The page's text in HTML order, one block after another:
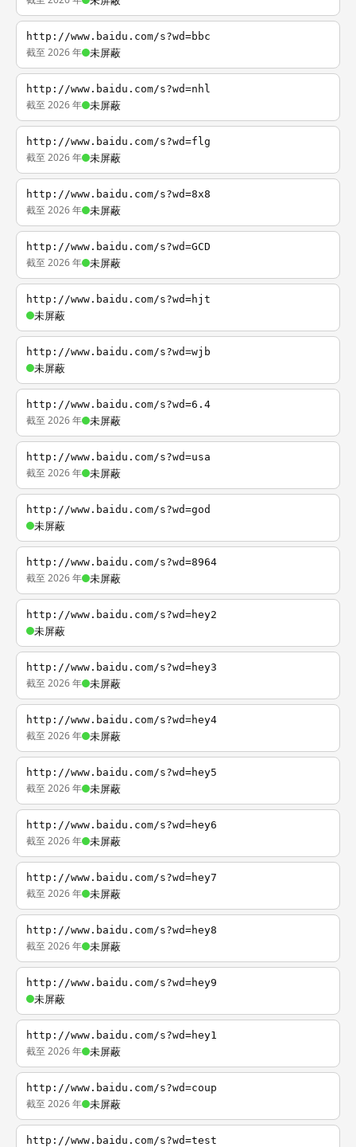
http://www.baidu.com/s?wd=bbc
截至 2026 年 未屏蔽
http://www.baidu.com/s?wd=nhl
截至 2026 年 未屏蔽
http://www.baidu.com/s?wd=flg
截至 2026 年 未屏蔽
http://www.baidu.com/s?wd=8x8
截至 2026 年 未屏蔽
http://www.baidu.com/s?wd=GCD
截至 2026 年 未屏蔽
http://www.baidu.com/s?wd=hjt
未屏蔽
http://www.baidu.com/s?wd=wjb
未屏蔽
http://www.baidu.com/s?wd=6.4
截至 2026 年 未屏蔽
http://www.baidu.com/s?wd=usa
截至 2026 年 未屏蔽
http://www.baidu.com/s?wd=god
未屏蔽
http://www.baidu.com/s?wd=8964
截至 2026 年 未屏蔽
http://www.baidu.com/s?wd=hey2
未屏蔽
http://www.baidu.com/s?wd=hey3
截至 2026 年 未屏蔽
http://www.baidu.com/s?wd=hey4
截至 2026 年 未屏蔽
http://www.baidu.com/s?wd=hey5
截至 2026 年 未屏蔽
http://www.baidu.com/s?wd=hey6
截至 2026 年 未屏蔽
http://www.baidu.com/s?wd=hey7
截至 2026 年 未屏蔽
http://www.baidu.com/s?wd=hey8
截至 2026 年 未屏蔽
http://www.baidu.com/s?wd=hey9
未屏蔽
http://www.baidu.com/s?wd=hey1
截至 2026 年 未屏蔽
http://www.baidu.com/s?wd=coup
截至 2026 年 未屏蔽
http://www.baidu.com/s?wd=test